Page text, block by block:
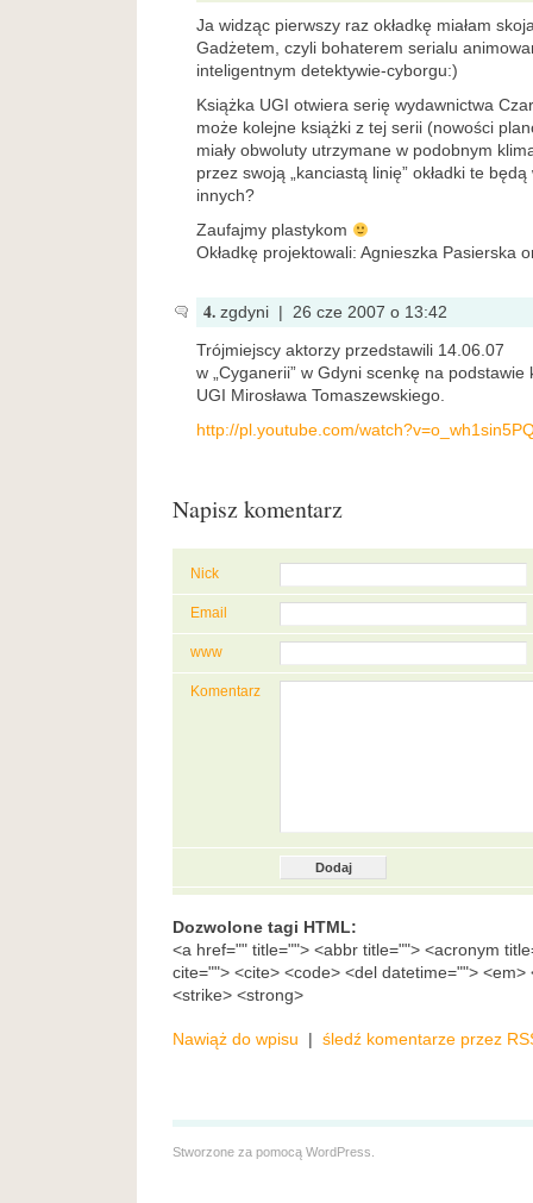
Ja widząc pierwszy raz okładkę miałam
Gadżetem, czyli bohaterem serialu
inteligentnym detektywie-cyborgu:)
Książka UGI otwiera serię wydawnictwa
może kolejne książki z tej serii (nowości
miały obwoluty utrzymane w podobnym
przez swoją „kanciastą linię” okładki te
innych?
Zaufajmy plastykom
Okładkę projektowali: Agnieszka Pasierska
4. zgdyni | 26 cze 2007 o 13:42
Trójmiejscy aktorzy przedstawili 14.06.07
w „Cyganerii” w Gdyni scenkę na podstawie
UGI Mirosława Tomaszewskiego.
http://pl.youtube.com/
Napisz komentarz
Nick
Email
www
Komentarz
Dozwolone tagi HTML:
<a href="" title=""> <abbr title=""> <acronym
cite=""> <cite> <code> <del datetime=""> <em>
<strike> <strong>
Nawiąż do wpisu śledź komentarze przez
Stworzone za pomocą WordPress